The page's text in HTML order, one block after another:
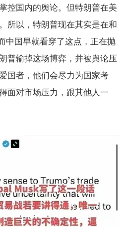
控国内的舆论。但特朗普在美
所以，特朗普现在其实是在和
中国早就看穿了这点，正在抛
普输掉这场博弈，并被舆论压
国者，他们会尽力为国家考
面对市场压力，跟其他人一